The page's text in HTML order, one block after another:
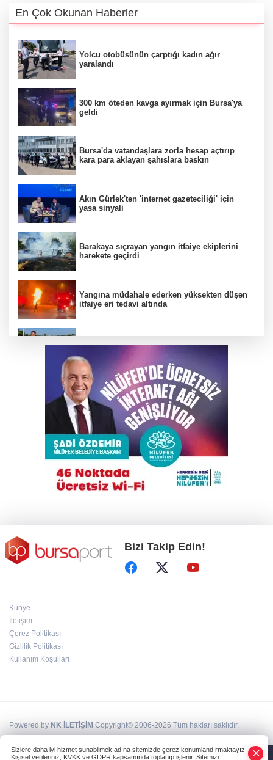
En Çok Okunan Haberler
Yolcu otobüsünün çarptığı kadın ağır
yaralandı
300 km öteden kavga ayırmak için Bursa'ya
geldi
Bursa'da vatandaşlara zorla hesap açtırıp
kara para aklayan şahıslara baskın
Akın Gürlek'ten 'internet gazeteciliği' için
yasa sinyali
Barakaya sıçrayan yangın itfaiye ekiplerini
harekete geçirdi
Yangına müdahale ederken yüksekten düşen
itfaiye eri tedavi altında
Büyükşehir’den İnegöl’e ulaşım hamlesi
Karacabey Belediyespor’dan 5 imza birden
TEKNOSAB KOBİ OSB tanıtıldı
Bakanlığa sahte diploma soruları: 419
Bizi Takip Edin!
Künye
İletişim
Çerez Politikası
Gizlilik Politikası
Kullanım Koşulları
Powered by NK İLETİŞİM Copyright© 2006-2026 Tüm hakları saklıdır.
Sizlere daha iyi hizmet sunabilmek adına sitemizde çerez konumlandırmaktayız.
Kişisel verileriniz, KVKK ve GDPR kapsamında toplanıp işlenir. Sitemizi